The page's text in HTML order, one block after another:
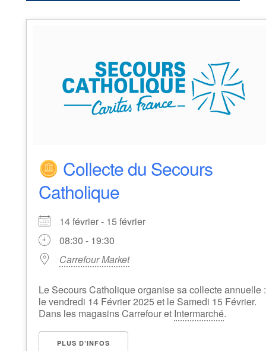
Collecte du Secours
Catholique
14 février - 15 février
08:30 - 19:30
Carrefour Market
Le Secours Catholique organise sa collecte annuelle :
le vendredi 14 Février 2025 et le Samedi 15 Février.
Dans les magasins Carrefour et Intermarché.
PLUS D’INFOS